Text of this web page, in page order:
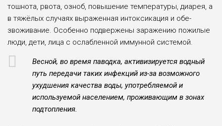
тошнота, рвота, озноб, повы­шение температуры, диарея, а
в тяжёлых случаях выраженная интоксикация и обе­
звоживание. Особенно подвержены заражению пожилые
люди, дети, лица с осла­бленной иммунной системой.
Весной, во время паводка, активизируется водный
путь передачи таких инфек­ций из-за возможного
ухудшения качества воды, употребляемой и
используемой населением, проживающим в зонах
подтопления.